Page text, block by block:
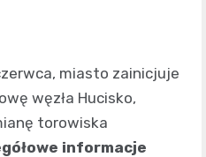
miasto zainicjuje
węzła Hucisko,
torowiska
informacje